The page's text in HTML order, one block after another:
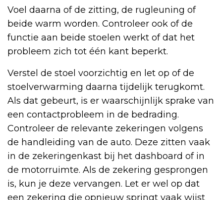
Voel daarna of de zitting, de rugleuning of
beide warm worden. Controleer ook of de
functie aan beide stoelen werkt of dat het
probleem zich tot één kant beperkt.
Verstel de stoel voorzichtig en let op of de
stoelverwarming daarna tijdelijk terugkomt.
Als dat gebeurt, is er waarschijnlijk sprake van
een contactprobleem in de bedrading.
Controleer de relevante zekeringen volgens
de handleiding van de auto. Deze zitten vaak
in de zekeringenkast bij het dashboard of in
de motorruimte. Als de zekering gesprongen
is, kun je deze vervangen. Let er wel op dat
een zekering die opnieuw springt vaak wijst